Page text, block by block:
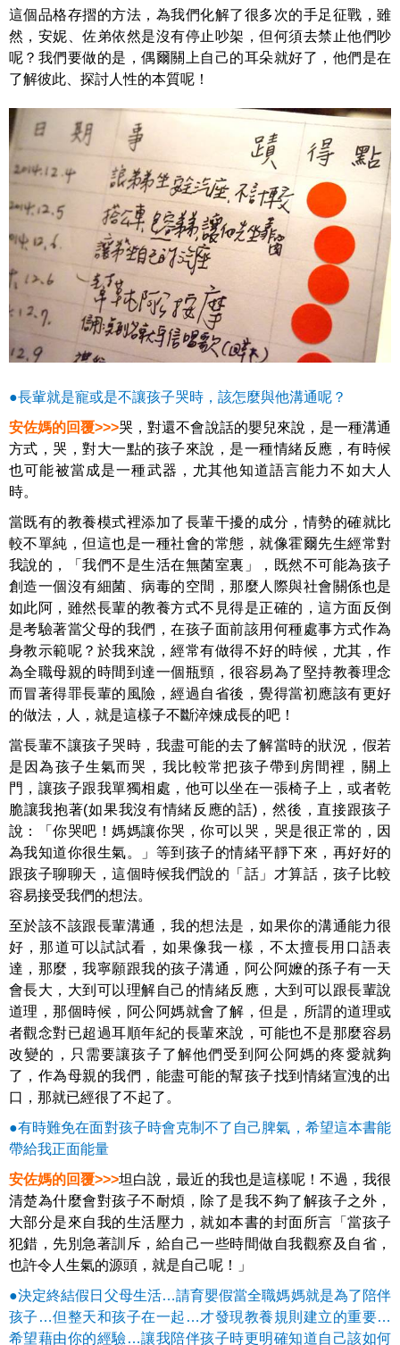
這個品格存摺的方法，為我們化解了很多次的手足征戰，雖
然，安妮、佐弟依然是沒有停止吵架，但何須去禁止他們吵
呢？我們要做的是，偶爾關上自己的耳朵就好了，他們是在
了解彼此、探討人性的本質呢！
●長軰就是寵或是不讓孩子哭時，該怎麼與他溝通呢？
安佐媽的回覆>>>哭，對還不會說話的嬰兒來說，是一種溝通
方式，哭，對大一點的孩子來說，是一種情緒反應，有時候
也可能被當成是一種武器，尤其他知道語言能力不如大人
時。
當既有的教養模式裡添加了長輩干擾的成分，情勢的確就比
較不單純，但這也是一種社會的常態，就像霍爾先生經常對
我說的，「我們不是生活在無菌室裏」，既然不可能為孩子
創造一個沒有細菌、病毒的空間，那麼人際與社會關係也是
如此阿，雖然長輩的教養方式不見得是正確的，這方面反倒
是考驗著當父母的我們，在孩子面前該用何種處事方式作為
身教示範呢？於我來說，經常有做得不好的時候，尤其，作
為全職母親的時間到達一個瓶頸，很容易為了堅持教養理念
而冒著得罪長輩的風險，經過自省後，覺得當初應該有更好
的做法，人，就是這樣子不斷淬煉成長的吧！
當長輩不讓孩子哭時，我盡可能的去了解當時的狀況，假若
是因為孩子生氣而哭，我比較常把孩子帶到房間裡，關上
門，讓孩子跟我單獨相處，他可以坐在一張椅子上，或者乾
脆讓我抱著(如果我沒有情緒反應的話)，然後，直接跟孩子
說：「你哭吧！媽媽讓你哭，你可以哭，哭是很正常的，因
為我知道你很生氣。」等到孩子的情緒平靜下來，再好好的
跟孩子聊聊天，這個時候我們說的「話」才算話，孩子比較
容易接受我們的想法。
至於該不該跟長輩溝通，我的想法是，如果你的溝通能力很
好，那道可以試試看，如果像我一樣，不太擅長用口語表
達，那麼，我寧願跟我的孩子溝通，阿公阿嬤的孫子有一天
會長大，大到可以理解自己的情緒反應，大到可以跟長輩說
道理，那個時候，阿公阿媽就會了解，但是，所謂的道理或
者觀念對已超過耳順年紀的長輩來說，可能也不是那麼容易
改變的，只需要讓孩子了解他們受到阿公阿媽的疼愛就夠
了，作為母親的我們，能盡可能的幫孩子找到情緒宣洩的出
口，那就已經很了不起了。
●有時難免在面對孩子時會克制不了自己脾氣，希望這本書能
帶給我正面能量
安佐媽的回覆>>>坦白說，最近的我也是這樣呢！不過，我很
清楚為什麼會對孩子不耐煩，除了是我不夠了解孩子之外，
大部分是來自我的生活壓力，就如本書的封面所言「當孩子
犯錯，先別急著訓斥，給自己一些時間做自我觀察及自省，
也許令人生氣的源頭，就是自己呢！」
●決定終結假日父母生活…請育嬰假當全職媽媽就是為了陪伴
孩子…但整天和孩子在一起…才發現教養規則建立的重要…
希望藉由你的經驗…讓我陪伴孩子時更明確知道自己該如何